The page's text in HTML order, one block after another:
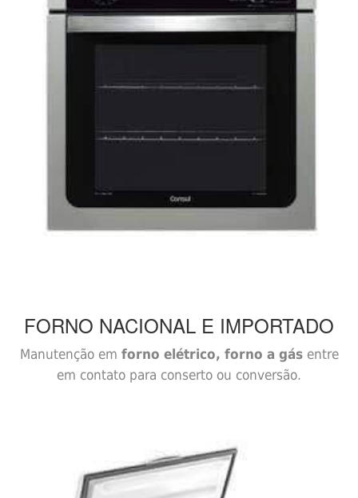
FORNO NACIONAL E IMPORTADO
Manutenção em forno elétrico, forno a gásentre
em contato para conserto ou conversão.